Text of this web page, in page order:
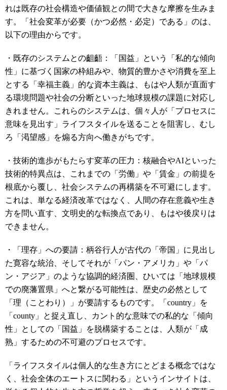
れは既存の社会構造や価値観との間で大きな摩擦を生みま
す。「社会変革が必要（かつ必然・必定）である」のは、
以下の理由からです。
・既存のシステムとの齟齬：「国益」という「私的な傾向
性」に基づく国家の枠組みや、物質的豊かさや消費を至上
とする「幸福主義」的な資本主義は、もはや人類が直面す
る環境問題や社会の分断といった地球規模の課題に対応し
きれません。これらのシステムは、個々人が「プロセスに
意味を見出す」ライフスタイルを送ることを阻害し、むし
ろ「渇望感」を煽る方向へ働きがちです。
・技術的進歩がもたらす変革の圧力：核融合やAIといった
技術的特異点は、これまでの「労働」や「賃金」の前提を
根底から覆し、社会システムの再構築を不可避にします。
これは、単なる経済改革ではなく、人間の存在意義や生き
方を問い直す、文明史的な転換点であり、もはや後戻りは
できません。
・「理存」への要請：柄谷行人が古代の「帝国」に見出し
た寛容な統治、そしてそれが「パン・アメリカ」や「パ
ン・アジア」のような協調的経済圏、ひいては「地球規模
での廃藩置県」へと繋がる可能性は、歴史の必然として
「理（ことわり）」が要請するものです。「country」を
「county」と捉え直し、カント的な意味での私的な「傾向
性」としての「国益」を脱構築することは、人類が「成
熟」するための不可避のプロセスです。
「ライフスタイルは個人的な生き方にとどまる概念ではな
く、社会全体のエートスに関わる」というインサイトは、